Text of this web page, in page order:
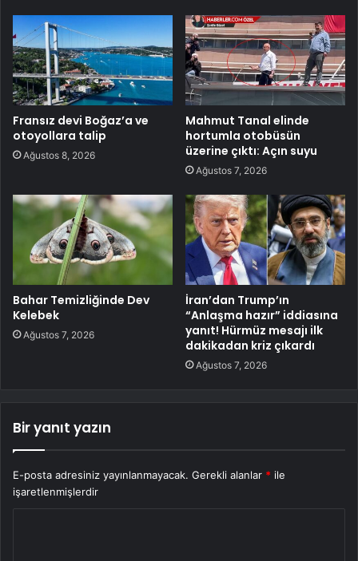
Fransız devi Boğaz’a ve
otoyollara talip
Ağustos 8, 2026
Mahmut Tanal elinde
hortumla otobüsün
üzerine çıktı: Açın suyu
Ağustos 7, 2026
Bahar Temizliğinde Dev
Kelebek
Ağustos 7, 2026
İran’dan Trump’ın
“Anlaşma hazır” iddiasına
yanıt! Hürmüz mesajı ilk
dakikadan kriz çıkardı
Ağustos 7, 2026
Bir yanıt yazın
E-posta adresiniz yayınlanmayacak. Gerekli alanlar * ile
işaretlenmişlerdir